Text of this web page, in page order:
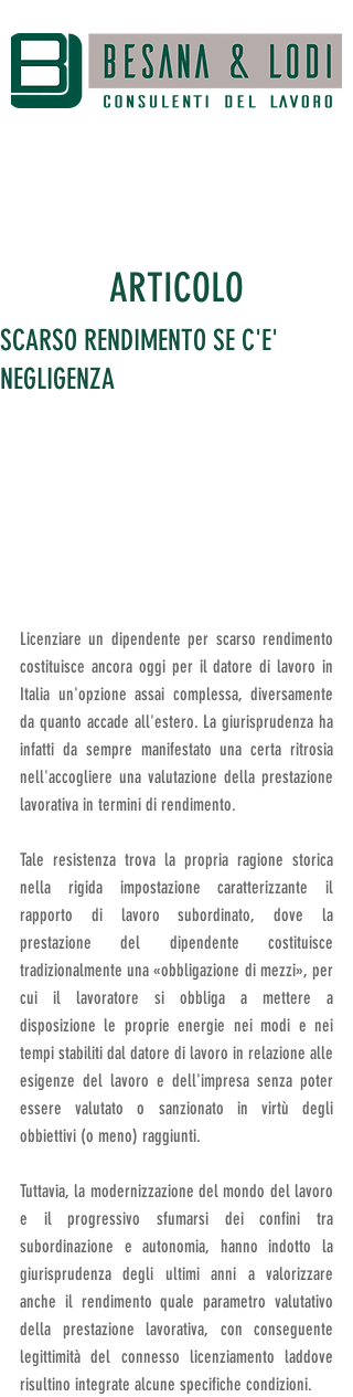
ARTICOLO
SCARSO RENDIMENTO SE C'E'
NEGLIGENZA
Licenziare un dipendente per scarso rendimento
costituisce ancora oggi per il datore di lavoro in
Italia un'opzione assai complessa, diversamente
da quanto accade all'estero. La giurisprudenza ha
infatti da sempre manifestato una certa ritrosia
nell'accogliere una valutazione della prestazione
lavorativa in termini di rendimento.
Tale resistenza trova la propria ragione storica
nella rigida impostazione caratterizzante il
rapporto di lavoro subordinato, dove la
prestazione del dipendente costituisce
tradizionalmente una «obbligazione di mezzi», per
cui il lavoratore si obbliga a mettere a
disposizione le proprie energie nei modi e nei
tempi stabiliti dal datore di lavoro in relazione alle
esigenze del lavoro e dell'impresa senza poter
essere valutato o sanzionato in virtù degli
obbiettivi (o meno) raggiunti.
Tuttavia, la modernizzazione del mondo del lavoro
e il progressivo sfumarsi dei confini tra
subordinazione e autonomia, hanno indotto la
giurisprudenza degli ultimi anni a valorizzare
anche il rendimento quale parametro valutativo
della prestazione lavorativa, con conseguente
legittimità del connesso licenziamento laddove
risultino integrate alcune specifiche condizioni.